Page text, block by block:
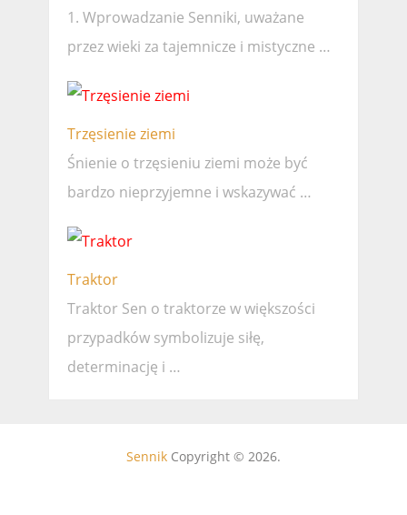
1. Wprowadzanie Senniki, uważane
przez wieki za tajemnicze i mistyczne …
Trzęsienie ziemi
Śnienie o trzęsieniu ziemi może być
bardzo nieprzyjemne i wskazywać …
Traktor
Traktor Sen o traktorze w większości
przypadków symbolizuje siłę,
determinację i …
SennikCopyright © 2026.